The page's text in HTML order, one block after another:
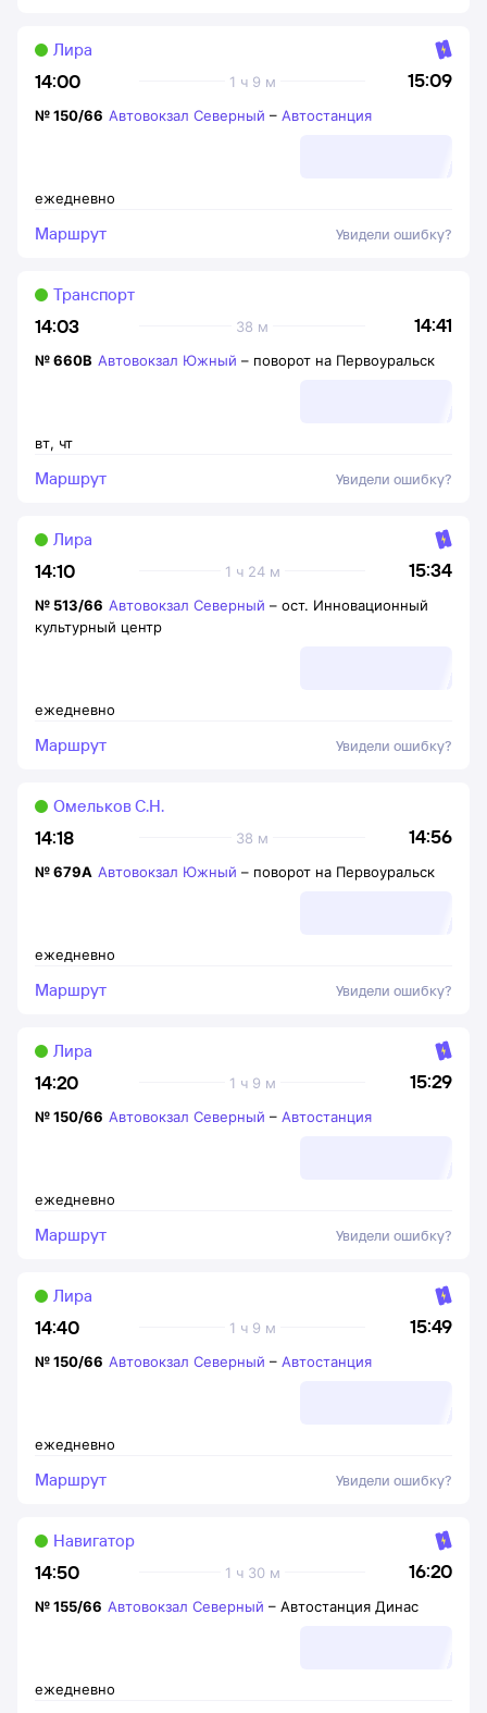
14:00 15:09
1 ч 9 м
Лира
ежедневно
№150/66 Автовокзал Северный – Автостанция
Маршрут Увидели ошибку?
14:03 14:41
38 м
Транспорт
вт, чт
№660В Автовокзал Южный – поворот на Первоуральск
Маршрут Увидели ошибку?
14:10 15:34
1 ч 24 м
Лира
ежедневно
№ 513/66 Автовокзал Северный – ост. Инновационный
культурный центр
Маршрут Увидели ошибку?
14:18 14:56
38 м
Омельков С.Н.
ежедневно
№679А Автовокзал Южный – поворот на Первоуральск
Маршрут Увидели ошибку?
14:20 15:29
1 ч 9 м
Лира
ежедневно
№150/66 Автовокзал Северный – Автостанция
Маршрут Увидели ошибку?
14:40 15:49
1 ч 9 м
Лира
ежедневно
№150/66 Автовокзал Северный – Автостанция
Маршрут Увидели ошибку?
14:50 16:20
1 ч 30 м
Навигатор
ежедневно
№155/66 Автовокзал Северный – Автостанция Динас